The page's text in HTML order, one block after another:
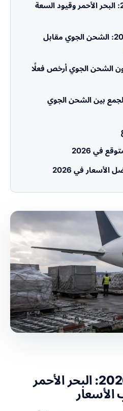
سوق الشحن في 2026: البحر الأحمر وقيود السعة
مقارنة الأسعار في 2026: الشحن الجوي مقابل
الشحن الجوي أرخص فعلًا
بين الشحن الجوي
في 2026
في 2026
سوق الشحن في 2026: البحر الأحمر
الأسعار